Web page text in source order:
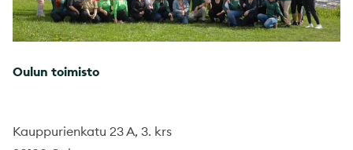
Oulun toimisto
Kauppurienkatu 23 A, 3. krs